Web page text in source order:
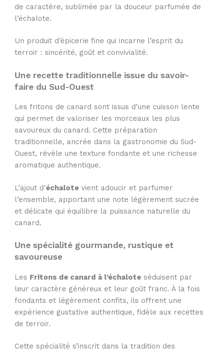
de caractère, sublimée par la douceur parfumée de
l’échalote.
Un produit d’épicerie fine qui incarne l’esprit du
terroir : sincérité, goût et convivialité.
Une recette traditionnelle issue du savoir-
faire du Sud-Ouest
Les fritons de canard sont issus d’une cuisson lente
qui permet de valoriser les morceaux les plus
savoureux du canard. Cette préparation
traditionnelle, ancrée dans la gastronomie du Sud-
Ouest, révèle une texture fondante et une richesse
aromatique authentique.
L’ajout d’échalote vient adoucir et parfumer
l’ensemble, apportant une note légèrement sucrée
et délicate qui équilibre la puissance naturelle du
canard.
Une spécialité gourmande, rustique et
savoureuse
Les Fritons de canard à l’échalote séduisent par
leur caractère généreux et leur goût franc. À la fois
fondants et légèrement confits, ils offrent une
expérience gustative authentique, fidèle aux recettes
de terroir.
Cette spécialité s’inscrit dans la tradition des